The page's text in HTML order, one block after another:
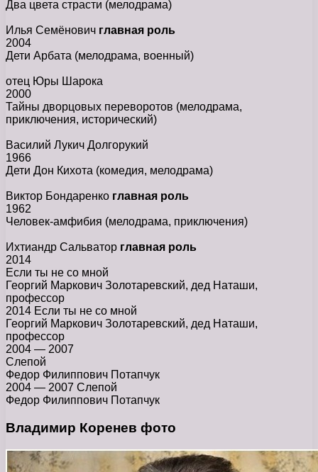
Два цвета страсти (мелодрама)
Илья Семёнович главная роль
2004
Дети Арбата (мелодрама, военный)
отец Юры Шарока
2000
Тайны дворцовых переворотов (мелодрама,
приключения, исторический)
Вacилий Лукич Дoлгopукий
1966
Дети Дон Кихота (комедия, мелодрама)
Виктор Бондаренко главная роль
1962
Человек-амфибия (мелодрама, приключения)
Ихтиандр Сальватор главная роль
2014
Если ты не со мной
Георгий Маркович Золотаревский, дед Наташи,
профессор
2014 Если ты не со мной
Георгий Маркович Золотаревский, дед Наташи,
профессор
2004 — 2007
Слепой
Федор Филиппович Потапчук
2004 — 2007 Слепой
Федор Филиппович Потапчук
Владимир Коренев фото